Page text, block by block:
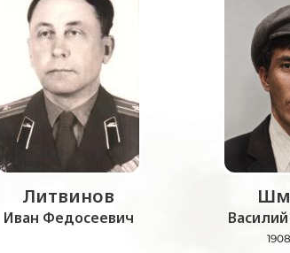
Литвинов
Иван Федосеевич